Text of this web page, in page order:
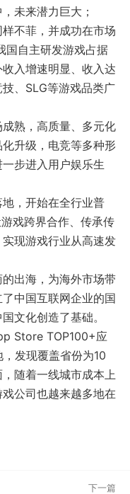
未来潜力巨大；
不菲，并成功在市场
国自主研发游戏占据
入增速明显、收入达
、SLG等游戏品类广
熟，高质量、多元化
升级，电竞等多种形
步进入用户娱乐生
，开始在全行业普
戏跨界合作、传承传
现游戏行业从高速发
出海，为海外市场带
中国互联网企业的国
文化创造了基础。
Store TOP100+应
发现覆盖省份为10
随着一线城市成本上
公司也越来越多地在
下一篇